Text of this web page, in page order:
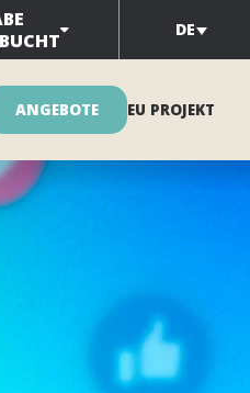
DE
ANGEBOTE EU PROJEKT